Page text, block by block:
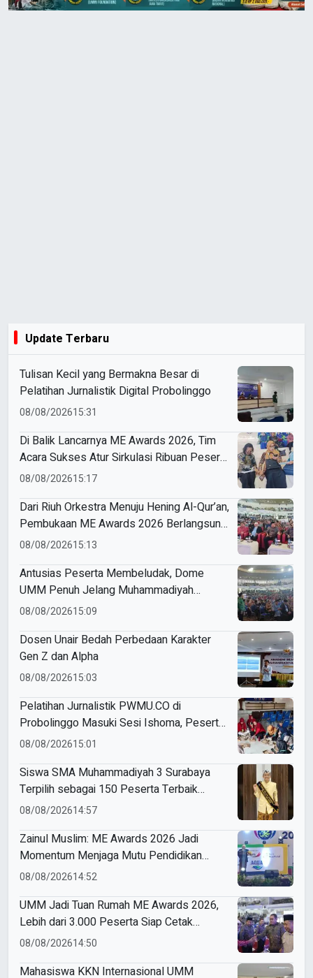
Update Terbaru
Tulisan Kecil yang Bermakna Besar di
Pelatihan Jurnalistik Digital Probolinggo
08/08/202615:31
Di Balik Lancarnya ME Awards 2026, Tim
Acara Sukses Atur Sirkulasi Ribuan Peserta
di Dome UMM
08/08/202615:17
Dari Riuh Orkestra Menuju Hening Al-Qur’an,
Pembukaan ME Awards 2026 Berlangsung
Khidmat
08/08/202615:13
Antusias Peserta Membeludak, Dome
UMM Penuh Jelang Muhammadiyah
Education Awards 2026
08/08/202615:09
Dosen Unair Bedah Perbedaan Karakter
Gen Z dan Alpha
08/08/202615:03
Pelatihan Jurnalistik PWMU.CO di
Probolinggo Masuki Sesi Ishoma, Peserta
Antusias Ikuti Materi
08/08/202615:01
Siswa SMA Muhammadiyah 3 Surabaya
Terpilih sebagai 150 Peserta Terbaik
Forum Pelajar Indonesia
08/08/202614:57
Zainul Muslim: ME Awards 2026 Jadi
Momentum Menjaga Mutu Pendidikan
Muhammadiyah
08/08/202614:52
UMM Jadi Tuan Rumah ME Awards 2026,
Lebih dari 3.000 Peserta Siap Cetak
Pemimpin Masa Depan
08/08/202614:50
Mahasiswa KKN Internasional UMM